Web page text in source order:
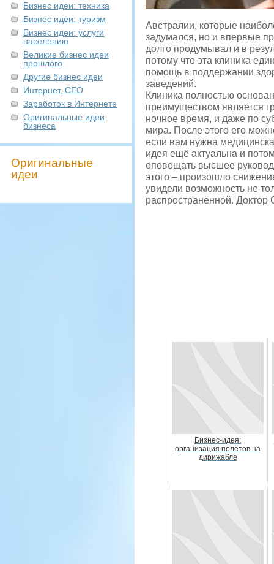
Бизнес идеи: техника
Бизнес идеи: туризм
Бизнес идеи: услуги
населению
Великие бизнес идеи
прошлого
Другие бизнес идеи
Интернет, СЕО
Заработок в Интернете
Оригинальные идеи
бизнеса
Оригинальные
идеи
Австралии, которые
задумался, но и впервые
долго продумывал и в
потому что эта клиника
помощь в поддержании
заведений.
Клиника полностью
преимуществом является
ночное время, и даже по
мира. После этого его
если вам нужна
идея ещё актуальна и
оповещать высшее
этого – произошло
увидели возможность не
распространённой. Доктор
Бизнес-идея:
организация полётов на
дирижабле